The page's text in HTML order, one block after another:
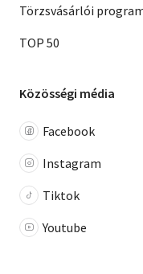
Törzsvásárlói
TOP 50
Közösségi média
Facebook
Instagram
Tiktok
Youtube